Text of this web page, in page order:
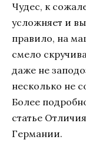
Чудес, к
усложняет и
правило, на
смело
даже не
несколько не
Более
статье
Германии.